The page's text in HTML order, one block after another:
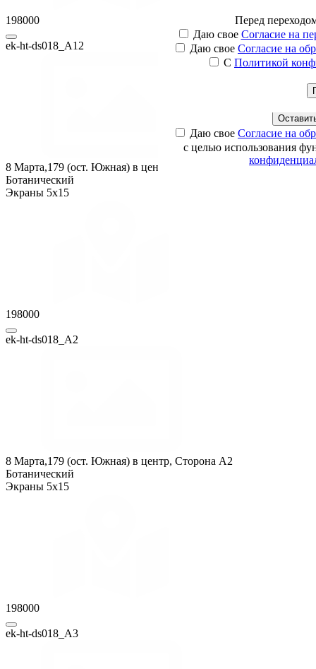
198000
ek-ht-ds018_А12
8 Марта,179 (ост. Южная) в центр, Сторона A12
Ботанический
Экраны 5x15
198000
ek-ht-ds018_А2
8 Марта,179 (ост. Южная) в центр, Сторона A2
Ботанический
Экраны 5x15
198000
ek-ht-ds018_А3
Наши менеджеры
Мы свяжемся с вами в
Даю свое Согласие на
с целью использования
Перед
Даю свое Согласие на
Даю свое Согласие на
С Политикой